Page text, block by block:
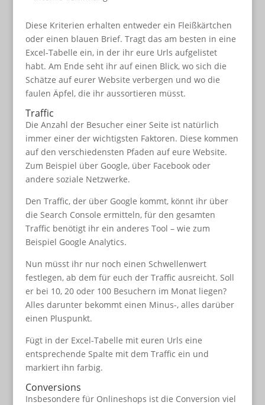
Diese Kriterien erhalten entweder ein Fleißkärtchen
oder einen blauen Brief. Tragt das am besten in eine
Excel-Tabelle ein, in der ihr eure Urls aufgelistet
habt. Am Ende seht ihr auf einen Blick, wo sich die
Schätze auf eurer Website verbergen und wo die
faulen Äpfel, die ihr aussortieren müsst.
Traffic
Die Anzahl der Besucher einer Seite ist natürlich
immer einer der wichtigsten Faktoren. Diese kommen
auf den verschiedensten Pfaden auf eure Website.
Zum Beispiel über Google, über Facebook oder
andere soziale Netzwerke.
Den Traffic, der über Google kommt, könnt ihr über
die Search Console ermitteln, für den gesamten
Traffic benötigt ihr ein anderes Tool – wie zum
Beispiel Google Analytics.
Nun müsst ihr nur noch einen Schwellenwert
festlegen, ab dem für euch der Traffic ausreicht. Soll
er bei 10, 20 oder 100 Besuchern im Monat liegen?
Alles darunter bekommt einen Minus-, alles darüber
einen Pluspunkt.
Fügt in der Excel-Tabelle mit euren Urls eine
entsprechende Spalte mit dem Traffic ein und
markiert ihn farbig.
Conversions
Insbesondere für Onlineshops ist die Conversion viel